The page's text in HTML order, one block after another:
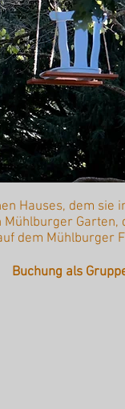
Hauses, dem sie
Garten,
dem Mühlburger
Buchung als